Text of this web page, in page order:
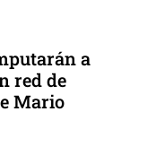
a
red de
Mario